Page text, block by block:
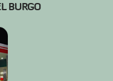
BURGO